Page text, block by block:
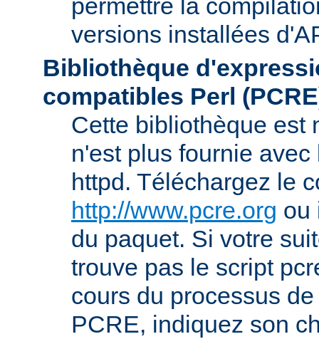
permettre la
versions installées
Bibliothèque
compatibles Perl
Cette bibliothèque est
n'est plus fournie
httpd. Téléchargez le
http://www.pcre.org ou
du paquet. Si votre
trouve pas le script
cours du processus
PCRE, indiquez son